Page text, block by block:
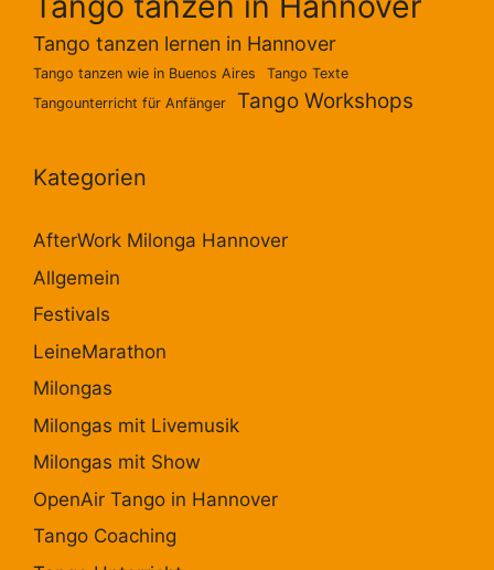
Tango tanzen lernen in Hannover
Tango tanzen wie in Buenos Aires
Tango Texte
Tangounterricht für Anfänger
Tango Workshops
Kategorien
AfterWork Milonga Hannover
Allgemein
Festivals
LeineMarathon
Milongas
Milongas mit Livemusik
Milongas mit Show
OpenAir Tango in Hannover
Tango Coaching